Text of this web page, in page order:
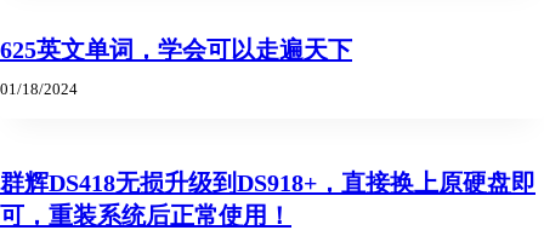
625英文单词，学会可以走遍天下
01/18/2024
群辉DS418无损升级到DS918+，直接换上原硬盘即
可，重装系统后正常使用！